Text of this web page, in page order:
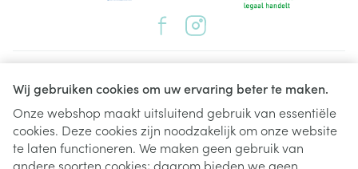
Wij gebruiken cookies om uw ervaring beter te maken.
Onze webshop maakt uitsluitend gebruik van essentiële
cookies. Deze cookies zijn noodzakelijk om onze website
te laten functioneren. We maken geen gebruik van
andere soorten cookies; daarom bieden we geen
Juridische links